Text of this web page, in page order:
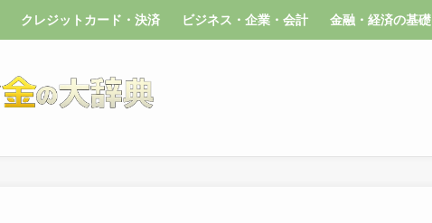
クレジットカード・決済 ビジネス・企業・会計 金融・経済の基礎